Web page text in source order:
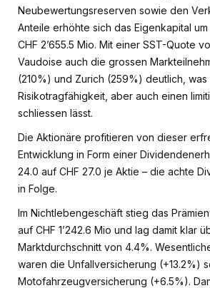
Neubewertungsreserven sowie den
Anteile erhöhte sich das Eigenkapital um
CHF 2’655.5 Mio. Mit einer SST-Quote
Vaudoise auch die grossen
(210%) und Zurich (259%) deutlich,
Risikotragfähigkeit, aber auch einen
schliessen lässt.
Die Aktionäre profitieren von dieser
Entwicklung in Form einer
24.0 auf CHF 27.0 je Aktie – die achte
in Folge.
Im Nichtlebengeschäft stieg das
auf CHF 1’242.6 Mio und lag damit klar
Marktdurchschnitt von 4.4%.
waren die Unfallversicherung (+13.2%)
Motofahrzeugversicherung (+6.5%).